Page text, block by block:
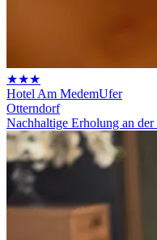
★★★
Hotel Am MedemUfer
Otterndorf
Nachhaltige Erholung an der